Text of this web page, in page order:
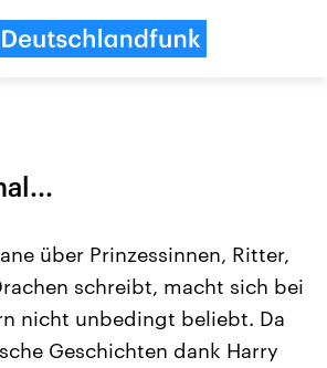
über Prinzessinnen, Ritter,
schreibt, macht sich bei
nicht unbedingt beliebt. Da
Geschichten dank Harry